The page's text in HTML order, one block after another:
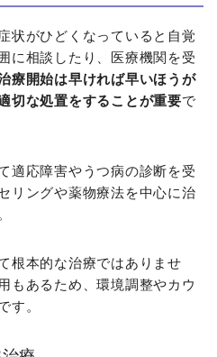
状がひどくなっていると自覚
に相談したり、医療機関を受
療開始は早ければ早いほうが
切な処置をすることが重要で
適応障害やうつ病の診断を受
リングや薬物療法を中心に治
根本的な治療ではありませ
もあるため、環境調整やカウ
す。